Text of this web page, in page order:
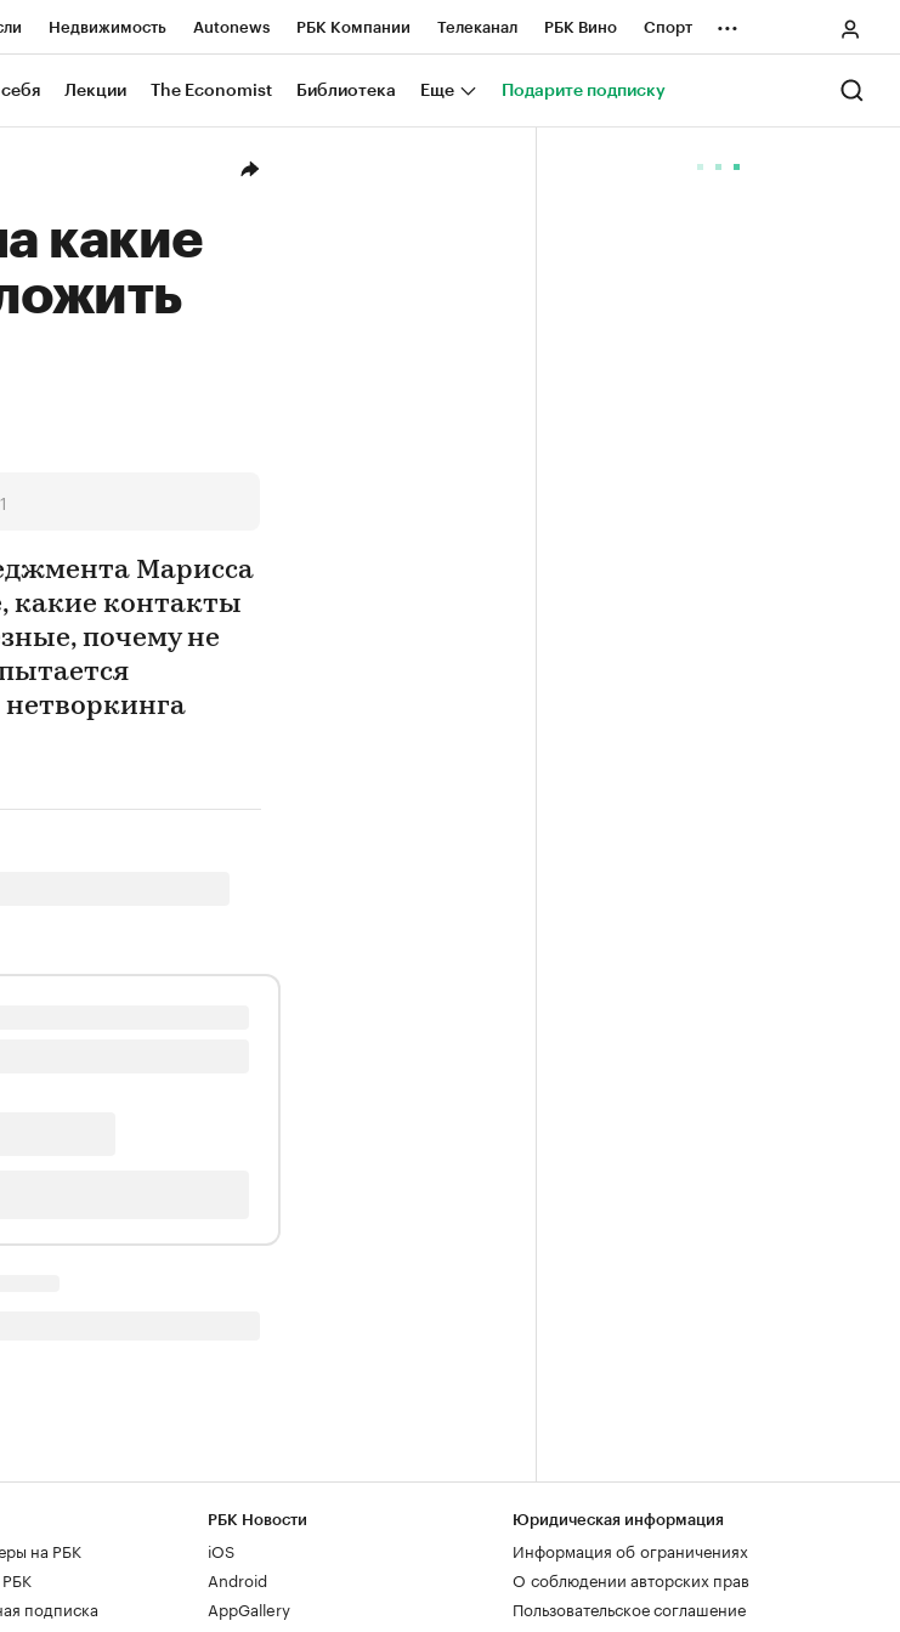
Недвижимость Autonews РБК Компании Телеканал РБК Вино Спорт
Life Тренды Визионеры Национальные проекты Город
...
Лекции The Economist Библиотека Еще Подарите подписку
какие
Марисса
какие контакты
почему не
на РБК
подписка
РБК Новости
iOS
Android
AppGallery
Юридическая информация
Информация об ограничениях
О соблюдении авторских прав
Пользовательское соглашение